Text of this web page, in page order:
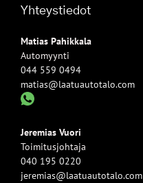
Yhteystiedot
Matias Pahikkala
Automyynti
044 559 0494
matias@laatuautotalo.com
Jeremias Vuori
Toimitusjohtaja
040 195 0220
jeremias@laatuautotalo.com